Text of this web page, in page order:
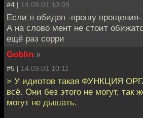
#4 | 14.09.01 10:09
Если я обидел -прошу
А на слово мент не стоит
ещё раз сорри
Goblin »
#5 | 14.09.01 10:11
> У идиотов такая ФУНКЦИЯ
всё. Они без этого не могут, так
могут не дышать.